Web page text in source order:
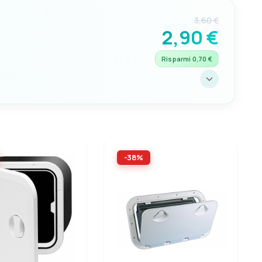
3,60 €
2,90 €
Risparmi 0,70 €
-38%